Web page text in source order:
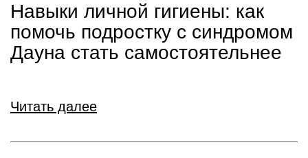
Навыки личной гигиены: как
помочь подростку с синдромом
Дауна стать самостоятельнее
Читать далее